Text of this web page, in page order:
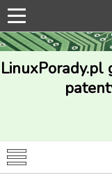
LinuxPorady.pl